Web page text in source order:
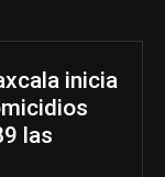
inicia
las